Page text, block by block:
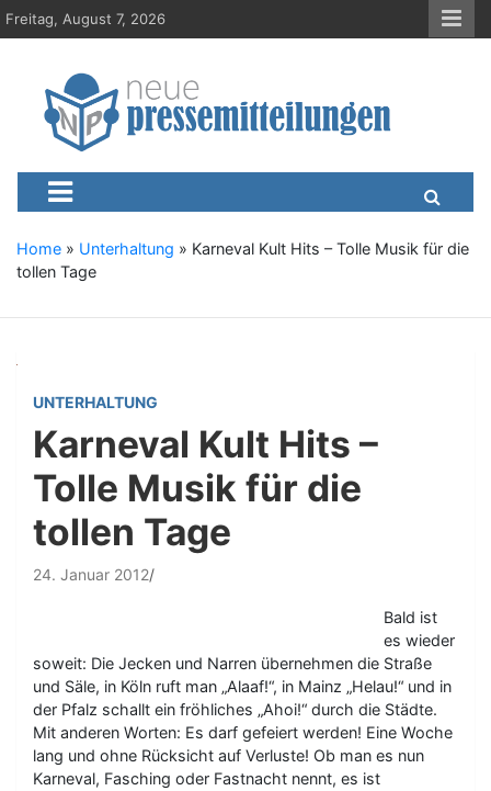
S
k
Freitag, August 7, 2026
Neue-
Presseportal, Nachrichten, News, Meldungen, Wirtschaft
Home » Unterhaltung » Karneval Kult Hits – Tolle Musik für die
tollen Tage
UNTERHALTUNG
Karneval Kult Hits –
Tolle Musik für die
tollen Tage
24. Januar 2012
Bald ist
es wieder
soweit: Die Jecken und Narren übernehmen die Straße
und Säle, in Köln ruft man „Alaaf!“, in Mainz „Helau!“ und in
der Pfalz schallt ein fröhliches „Ahoi!“ durch die Städte.
Mit anderen Worten: Es darf gefeiert werden! Eine Woche
lang und ohne Rücksicht auf Verluste! Ob man es nun
Karneval, Fasching oder Fastnacht nennt, es ist